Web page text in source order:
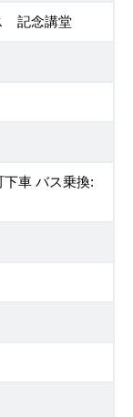
記念講堂
車 バス乗換: